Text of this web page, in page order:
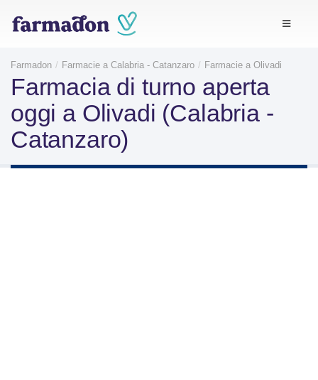
Farmadon Farmacie a Calabria - Catanzaro Farmacie a Olivadi
Farmacia di turno aperta
oggi a Olivadi (Calabria -
Catanzaro)